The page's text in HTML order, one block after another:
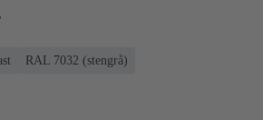
RAL 7032 (stengrå)